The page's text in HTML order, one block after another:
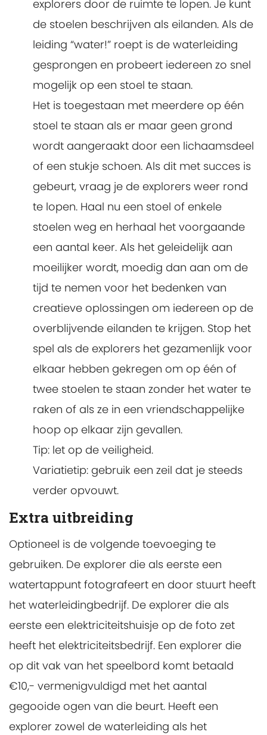
explorers door de ruimte te lopen. Je kunt
de stoelen beschrijven als eilanden. Als de
leiding “water!” roept is de waterleiding
gesprongen en probeert iedereen zo snel
mogelijk op een stoel te staan.
Het is toegestaan met meerdere op één
stoel te staan als er maar geen grond
wordt aangeraakt door een lichaamsdeel
of een stukje schoen. Als dit met succes is
gebeurt, vraag je de explorers weer rond
te lopen. Haal nu een stoel of enkele
stoelen weg en herhaal het voorgaande
een aantal keer. Als het geleidelijk aan
moeilijker wordt, moedig dan aan om de
tijd te nemen voor het bedenken van
creatieve oplossingen om iedereen op de
overblijvende eilanden te krijgen. Stop het
spel als de explorers het gezamenlijk voor
elkaar hebben gekregen om op één of
twee stoelen te staan zonder het water te
raken of als ze in een vriendschappelijke
hoop op elkaar zijn gevallen.
Tip: let op de veiligheid.
Variatietip: gebruik een zeil dat je steeds
verder opvouwt.
Extra uitbreiding
Optioneel is de volgende toevoeging te
gebruiken. De explorer die als eerste een
watertappunt fotografeert en door stuurt heeft
het waterleidingbedrijf. De explorer die als
eerste een elektriciteitshuisje op de foto zet
heeft het elektriciteitsbedrijf. Een explorer die
op dit vak van het speelbord komt betaald
€10,- vermenigvuldigd met het aantal
gegooide ogen van die beurt. Heeft een
explorer zowel de waterleiding als het